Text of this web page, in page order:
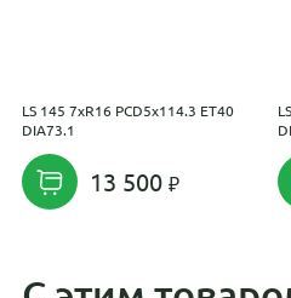
LS 145 7xR16 PCD5x114.3 ET40
DIA73.1
13 500